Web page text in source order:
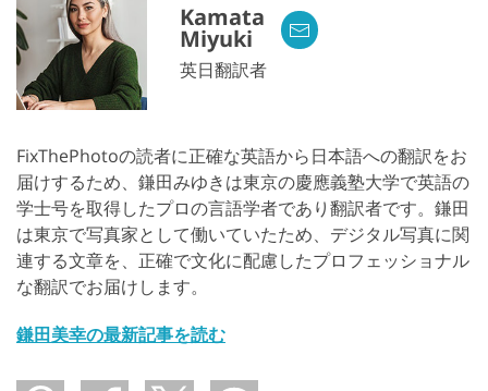
Kamata
Miyuki
英日翻訳者
FixThePhotoの読者に正確な英語から日本語への翻訳をお
届けするため、鎌田みゆきは東京の慶應義塾大学で英語の
学士号を取得したプロの言語学者であり翻訳者です。鎌田
は東京で写真家として働いていたため、デジタル写真に関
連する文章を、正確で文化に配慮したプロフェッショナル
な翻訳でお届けします。
鎌田美幸の最新記事を読む